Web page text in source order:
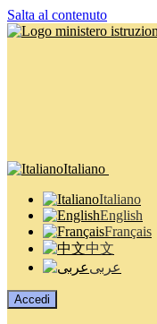
Salta al contenuto
Italiano
Italiano
English
Français
中文
عربى
Accedi